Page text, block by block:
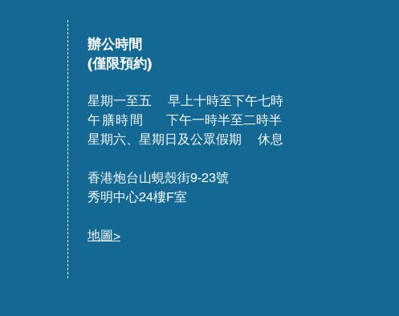
辦公時間
(僅限預約)
星期一至五 早上十時至下午七時
午膳時間
下午一時半至二時半
星期六、星期日及公眾假期 休息
香港炮台山蜆殼街9-23號
秀明中心24樓F室
地圖>